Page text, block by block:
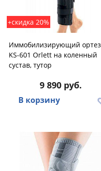
+скидка 20%
Иммобилизирующий ортез
KS-601 Orlett на коленный
сустав, тутор
9 890 руб.
В корзину